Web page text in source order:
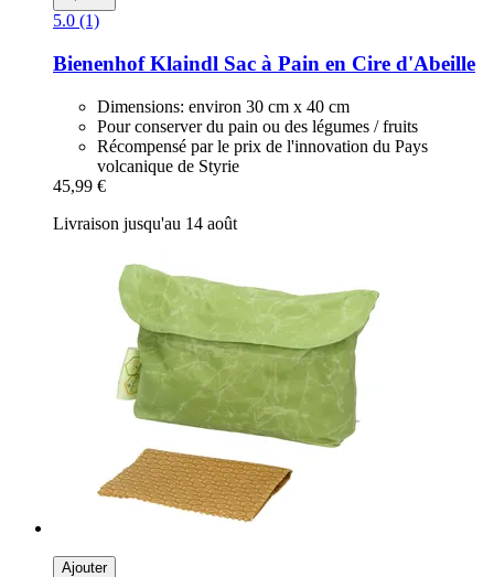
5.0 (1)
Bienenhof Klaindl Sac à Pain en Cire d'Abeille
Dimensions: environ 30 cm x 40 cm
Pour conserver du pain ou des légumes / fruits
Récompensé par le prix de l'innovation du Pays
volcanique de Styrie
45,99 €
Livraison jusqu'au 14 août
Ajouter